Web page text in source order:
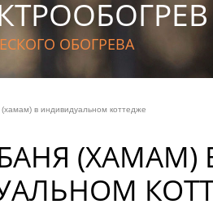
ОБОГРЕВА
(хамам) в индивидуальном коттедже
(ХАМАМ)